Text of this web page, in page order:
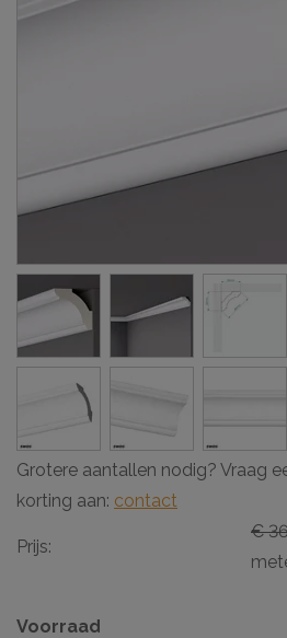
Grotere aantallen nodig? Vraag
korting aan: contact
Prijs:
€
Voorraad